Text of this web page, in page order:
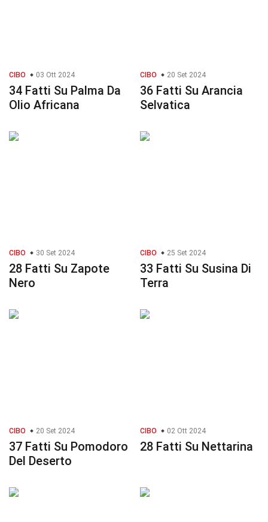
CIBO 03 Ott 2024
34 Fatti Su Palma Da
Olio Africana
CIBO 20 Set 2024
36 Fatti Su Arancia
Selvatica
CIBO 30 Set 2024
28 Fatti Su Zapote
Nero
CIBO 25 Set 2024
33 Fatti Su Susina Di
Terra
CIBO 20 Set 2024
37 Fatti Su Pomodoro
Del Deserto
CIBO 02 Ott 2024
28 Fatti Su Nettarina